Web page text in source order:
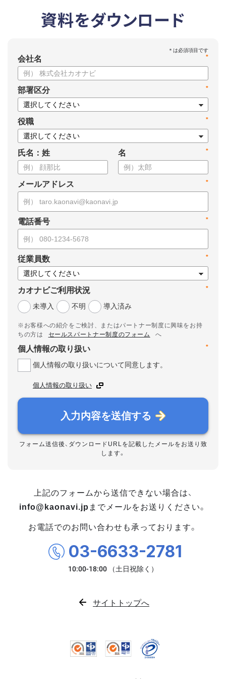
資料をダウンロード
*
会社名
*
部署区分
*
役職
氏名：姓 *
名
*
メールアドレス
*
電話番号
*
従業員数
*
カオナビご利用状況
未導入
不明 導入済み
※お客様への紹介をご検討、またはパートナー制度に興味をお持
ちの方は
セールスパートナー制度のフォーム
へ
*
個人情報の取り扱い
個人情報の取り扱いについて同意します。
個人情報の取り扱い
入力内容を送信する
フォーム送信後、ダウンロードURLを記載したメールをお送り致
します。
上記のフォームから送信できない場合は、
info@kaonavi.jp までメールをお送りください。
お電話でのお問い合わせも承っております。
03-6633-2781
サイトトップへ